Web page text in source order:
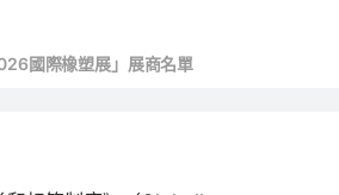
國際橡塑展」展商名單